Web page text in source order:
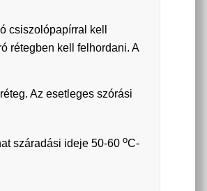
csiszolópapírral kell
rétegben kell felhordani. A
Az esetleges szórási
száradási ideje 50-60 oC-